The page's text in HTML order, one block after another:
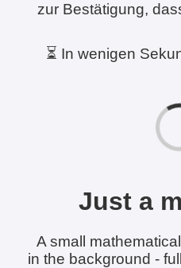
zur Bestätigung,
⏳ In wenigen
Just a
A small
in the background -